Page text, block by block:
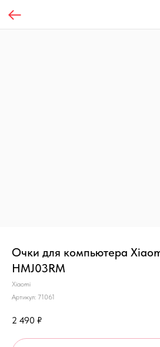
Очки для компьютера
HMJ03RM
Xiaomi
Артикул: 71061
2 490 ₽